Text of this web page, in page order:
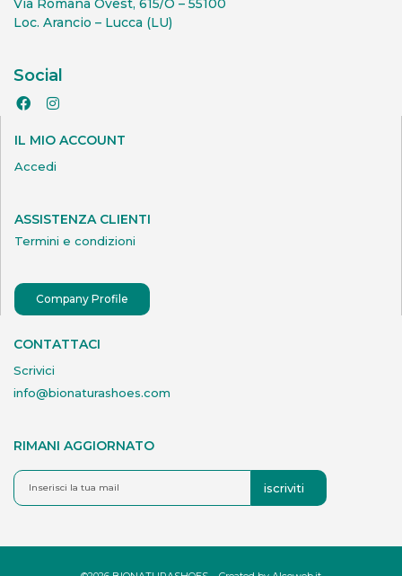
Via Romana Ovest, 615/O – 55100
Loc. Arancio – Lucca (LU)
Social
IL MIO ACCOUNT
Accedi
ASSISTENZA CLIENTI
Termini e condizioni
Company Profile
CONTATTACI
Scrivici
info@bionaturashoes.com
RIMANI AGGIORNATO
iscriviti